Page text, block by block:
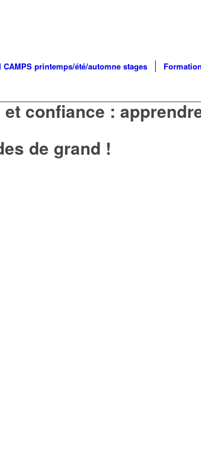
CAMPS printemps/été/automne stages
confiance :
de grand !